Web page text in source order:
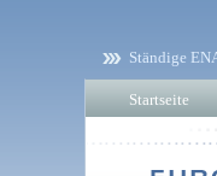
Ständige
Startseite